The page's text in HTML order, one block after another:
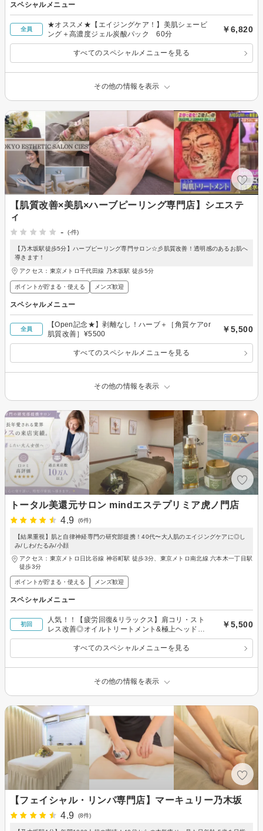
スペシャルメニュー
全員
★オススメ★【エイジングケア！】美肌シェービ
ング＋高濃度ジェル炭酸パック 60分
￥6,820
すべてのスペシャルメニューを見る
その他の情報を表示
【肌質改善×美肌×ハーブピーリング専門店】シエステ
ィ
-
(-件)
【乃木坂駅徒歩5分】ハーブピーリング専門サロン☆彡肌質改善！透明感のあるお肌へ
導きます！
アクセス：東京メトロ千代田線 乃木坂駅 徒歩5分
ポイントが貯まる・使える メンズ歓迎
スペシャルメニュー
全員
【Open記念★】剥離なし！ハーブ＋［角質ケアor
肌質改善］¥5500
￥5,500
すべてのスペシャルメニューを見る
その他の情報を表示
トータル美還元サロン mindエステプリミア虎ノ門店
4.9
(6件)
【結果重視】肌と自律神経専門の研究部提携！40代〜大人肌のエイジングケアに◎し
み/しわ/たるみ/小顔
アクセス：東京メトロ日比谷線 神谷町駅 徒歩3分、東京メトロ南北線 六本木一丁目駅
徒歩3分
ポイントが貯まる・使える メンズ歓迎
スペシャルメニュー
初回
人気！！【疲労回復&リラックス】肩コリ・スト
レス改善◎オイルトリートメント&極上ヘッドス
パ50分
￥5,500
すべてのスペシャルメニューを見る
その他の情報を表示
【フェイシャル・リンパ専門店】マーキュリー乃木坂
4.9
(8件)